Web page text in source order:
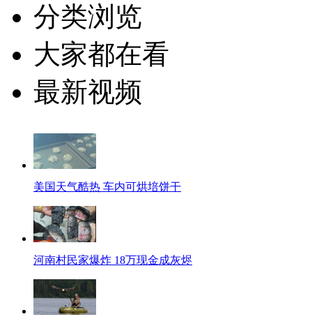
分类浏览
大家都在看
最新视频
美国天气酷热 车内可烘培饼干
河南村民家爆炸 18万现金成灰烬